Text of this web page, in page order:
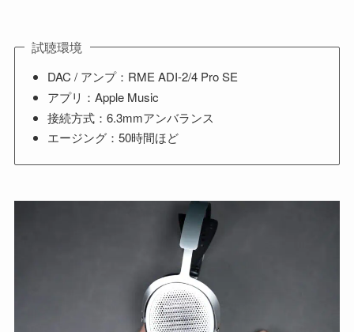
試聴環境
DAC / アンプ：RME ADI-2/4 Pro SE
アプリ：Apple Music
接続方式：6.3mmアンバランス
エージング：50時間ほど